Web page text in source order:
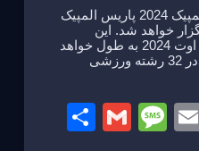
فروش ایپی تیوی ورزشی المپیک 2024 پاریس المپیک
برگزار خواهد شد. این
مسابقات از 26 جولای تا 11 اوت 2024 به طول خواهد
انجامید و شامل 329 رویداد در 32 رشته ورزشی
F
E
M
G